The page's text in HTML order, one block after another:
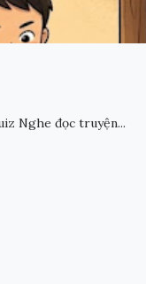
Nghe đọc truyện...